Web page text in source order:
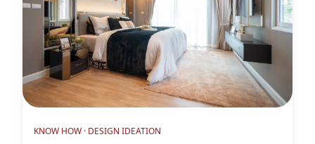
KNOW HOW · DESIGN IDEATION